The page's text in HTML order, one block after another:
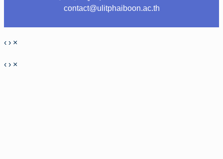
contact@ulitphaiboon.ac.th
‹ › ×
‹ › ×